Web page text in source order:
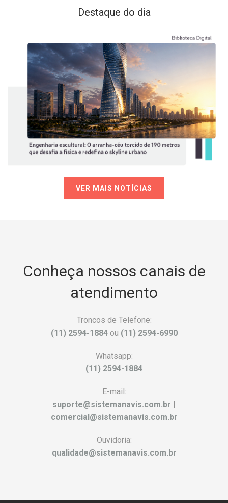
Destaque do dia
VER MAIS NOTÍCIAS
Conheça nossos canais de
atendimento
Troncos de Telefone:
(11) 2594-1884ou (11) 2594-6990
Whatsapp:
(11) 2594-1884
E-mail:
suporte@sistemanavis.com.br
comercial@sistemanavis.com.br
Ouvidoria:
qualidade@sistemanavis.com.br